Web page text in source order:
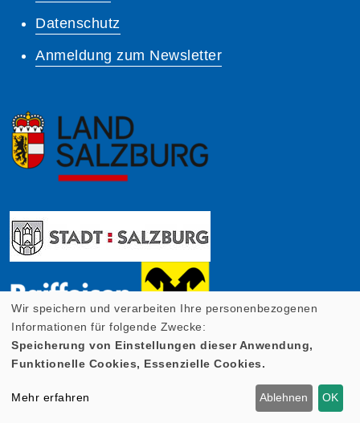
Datenschutz
Anmeldung zum Newsletter
Wir speichern und verarbeiten Ihre personenbezogenen
Informationen für folgende Zwecke:
Speicherung von Einstellungen dieser Anwendung,
Funktionelle Cookies, Essenzielle Cookies.
Mehr erfahren Ablehnen OK